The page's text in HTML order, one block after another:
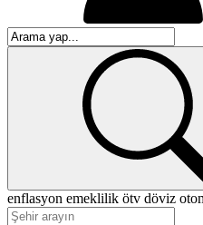
enflasyon emeklilik ötv döviz